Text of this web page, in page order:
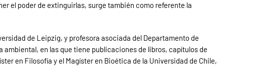
el poder de extinguirlas, surge también como referente la
de Leipzig, y profesora asociada del Departamento de
en las que tiene publicaciones de libros, capítulos de
en Filosofía y el Magíster en Bioética de la Universidad de Chile,